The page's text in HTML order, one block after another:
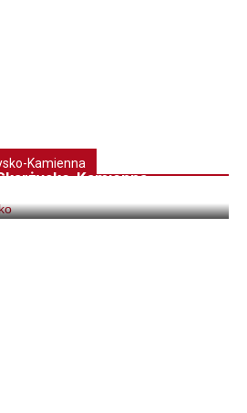
Kamienna
Kamienna